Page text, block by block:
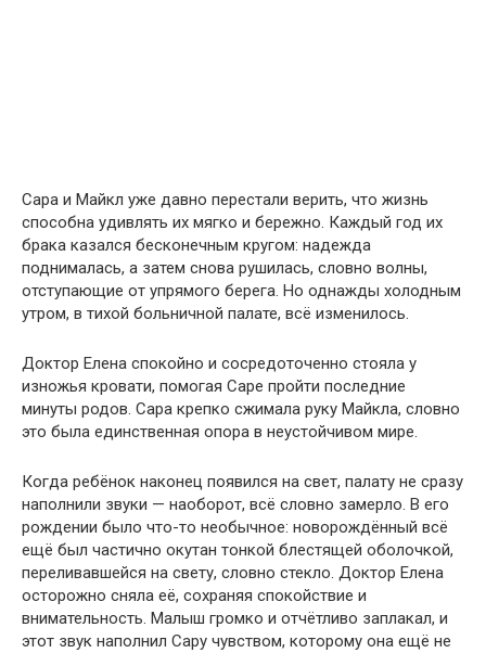
Сара и Майкл уже давно перестали верить, что жизнь
способна удивлять их мягко и бережно. Каждый год их
брака казался бесконечным кругом: надежда
поднималась, а затем снова рушилась, словно волны,
отступающие от упрямого берега. Но однажды холодным
утром, в тихой больничной палате, всё изменилось.
Доктор Елена спокойно и сосредоточенно стояла у
изножья кровати, помогая Саре пройти последние
минуты родов. Сара крепко сжимала руку Майкла, словно
это была единственная опора в неустойчивом мире.
Когда ребёнок наконец появился на свет, палату не сразу
наполнили звуки — наоборот, всё словно замерло. В его
рождении было что-то необычное: новорождённый всё
ещё был частично окутан тонкой блестящей оболочкой,
переливавшейся на свету, словно стекло. Доктор Елена
осторожно сняла её, сохраняя спокойствие и
внимательность. Малыш громко и отчётливо заплакал, и
этот звук наполнил Сару чувством, которому она ещё не